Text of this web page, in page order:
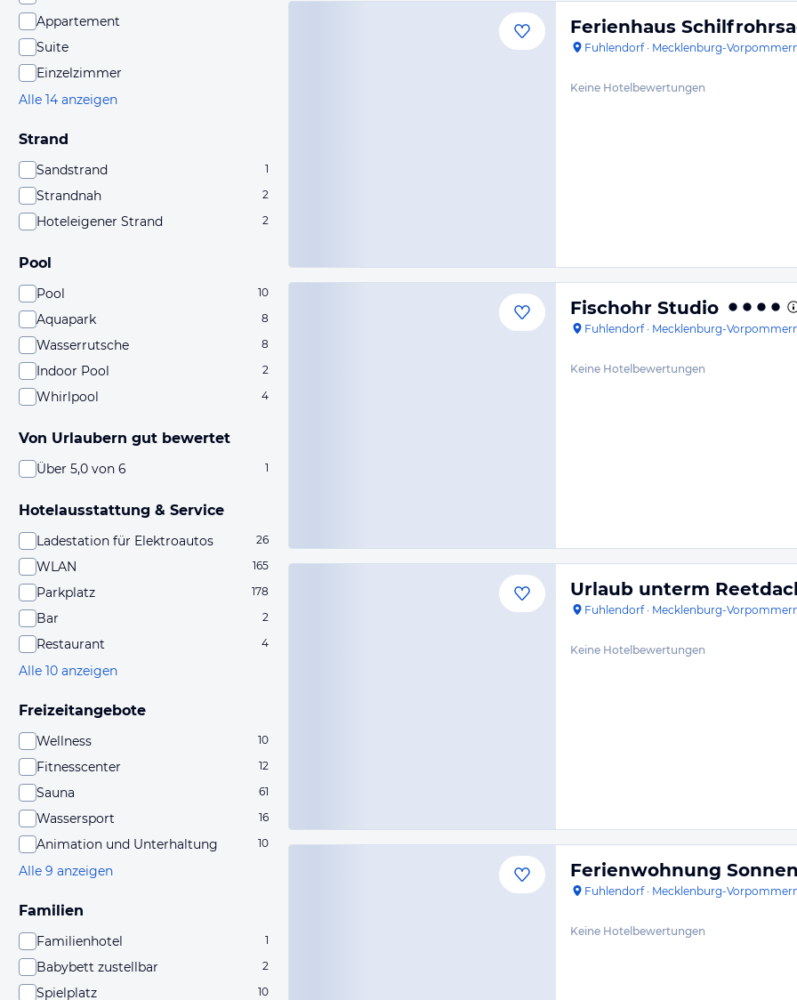
Appartement
Suite
Einzelzimmer
Alle 14 anzeigen
Strand
Sandstrand 1
Strandnah 2
Hoteleigener Strand 2
Pool
Pool 10
Aquapark 8
Wasserrutsche 8
Indoor Pool 2
Whirlpool 4
Von Urlaubern gut bewertet
Über 5,0 von 6 1
Hotelausstattung & Service
Ladestation für Elektroautos 26
WLAN 165
Parkplatz 178
Bar 2
Restaurant 4
Alle 10 anzeigen
Freizeitangebote
Wellness 10
Fitnesscenter 12
Sauna 61
Wassersport 16
Animation und Unterhaltung 10
Alle 9 anzeigen
Familien
Familienhotel 1
Babybett zustellbar 2
Spielplatz 10
Ferienhaus
Fuhlendorf· Mecklenburg-
Keine Hotelbewertungen
Fischohr Studio
Fuhlendorf· Mecklenburg-
Keine Hotelbewertungen
Urlaub unterm
Fuhlendorf· Mecklenburg-
Keine Hotelbewertungen
Ferienwohnung
Fuhlendorf· Mecklenburg-
Keine Hotelbewertungen